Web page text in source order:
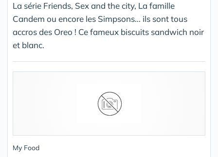
La série Friends, Sex and the city, La famille
Candem ou encore les Simpsons... ils sont tous
accros des Oreo ! Ce fameux biscuits sandwich noir
et blanc.
My Food